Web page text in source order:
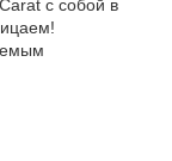
с собой в